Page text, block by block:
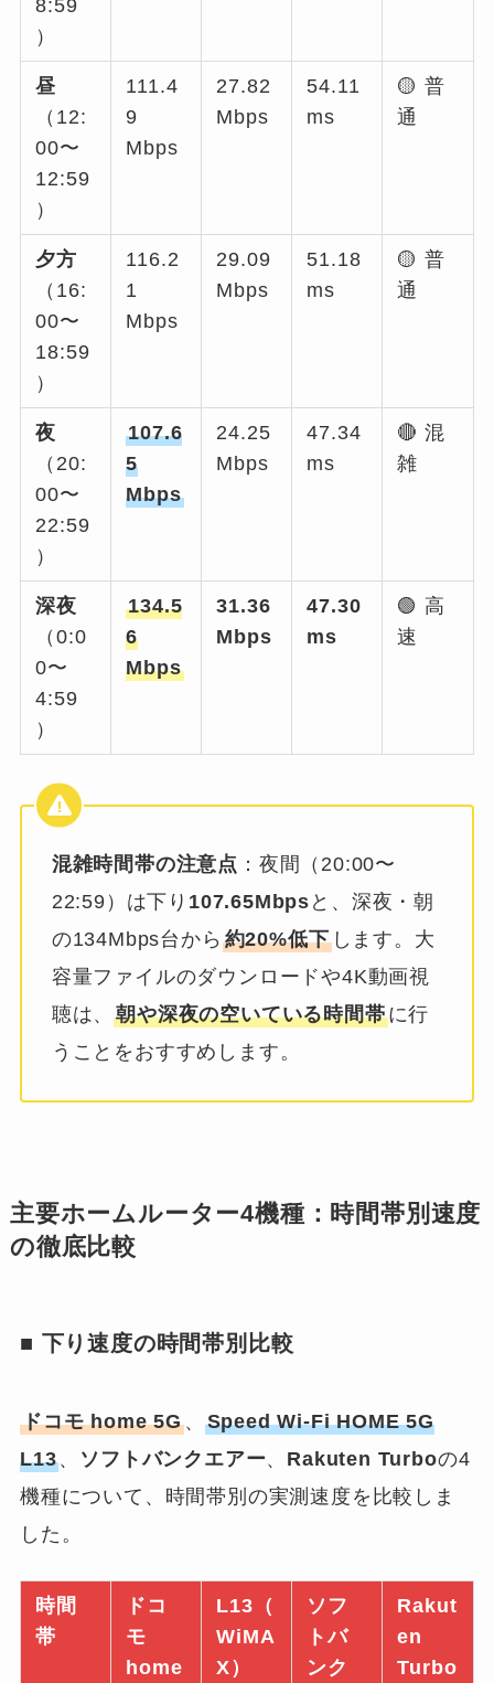
8:59
）
昼
（12:
00〜
12:59
）
111.4
9
Mbps
27.82
Mbps
54.11
ms
🟡 普
通
夕方
（16:
00〜
18:59
）
116.2
1
Mbps
29.09
Mbps
51.18
ms
🟡 普
通
夜
（20:
00〜
22:59
）
107.6
5
Mbps
24.25
Mbps
47.34
ms
🔴 混
雑
深夜
（0:0
0〜
4:59
）
134.5
6
Mbps
31.36
Mbps
47.30
ms
🟢 高
速
混雑時間帯の注意点 ：夜間（20:00〜
22:59）は下り 107.65Mbps と、深夜・朝
の134Mbps台から 約20%低下します。大
容量ファイルのダウンロードや4K動画視
聴は、朝や深夜の空いている時間帯に行
うことをおすすめします。
主要ホームルーター4機種：時間帯別速度
の徹底比較
■ 下り速度の時間帯別比較
ドコモ home 5G、 Speed Wi-Fi HOME 5G
L13、 ソフトバンクエアー、 Rakuten Turboの4
機種について、時間帯別の実測速度を比較しま
した。
時間
帯
ドコ
モ
home
L13（
WiMA
X）
ソフ
トバ
ンク
Rakut
en
Turbo